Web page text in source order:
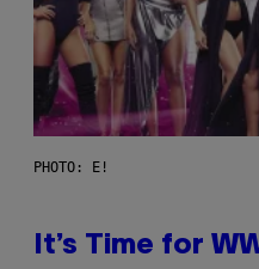
PHOTO: E!
It’s Time for